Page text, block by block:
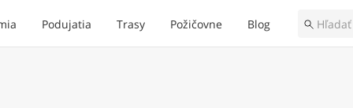
Podujatia Trasy Požičovne Blog